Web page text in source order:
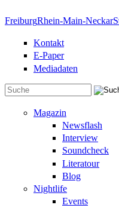
FreiburgRhein-Main-Neckar
Kontakt
E-Paper
Mediadaten
Magazin
Newsflash
Interview
Soundcheck
Literatour
Blog
Nightlife
Events